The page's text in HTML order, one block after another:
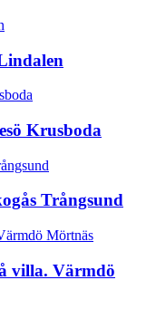
Krusboda
Trångsund
villa. Värmdö